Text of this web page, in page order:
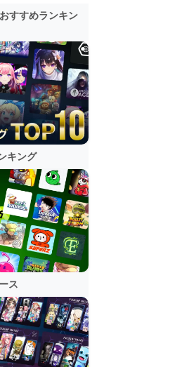
すすめランキン
キング
ス